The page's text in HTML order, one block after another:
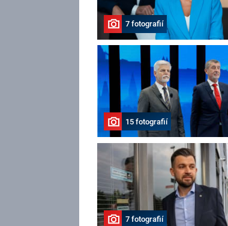
7 fotografií
15 fotografií
7 fotografií